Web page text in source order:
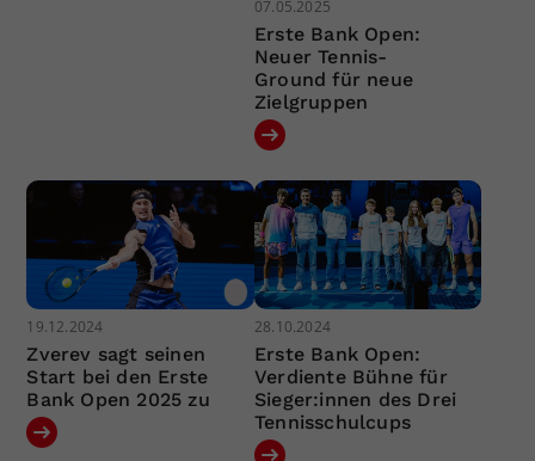
07.05.2025
Erste Bank Open:
Neuer Tennis-
Ground für neue
Zielgruppen
19.12.2024
Zverev sagt seinen
Start bei den Erste
Bank Open 2025 zu
28.10.2024
Erste Bank Open:
Verdiente Bühne für
Sieger:innen des Drei
Tennisschulcups